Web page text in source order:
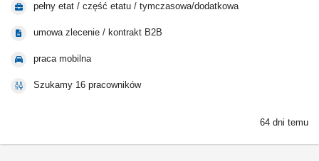
pełny etat / część etatu / tymczasowa/dodatkowa
umowa zlecenie / kontrakt B2B
praca mobilna
Szukamy 16 pracowników
64 dni temu